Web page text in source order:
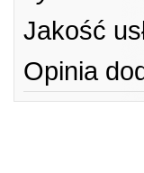
Jakość
Opinia